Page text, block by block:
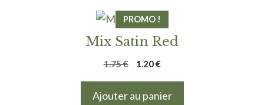
PROMO !
Mix Satin Red
1.75€
Le
1.20€Le
actuel
Ajouter au panier